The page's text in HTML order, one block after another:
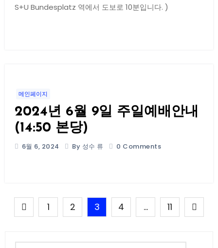
S+U Bundesplatz 역에서 도보로 10분입니다. )
메인페이지
2024년 6월 9일 주일예배안내
(14:50 본당)
6월 6, 2024 By 성수 류 0 Comments
글
페
이
1 2 3 4 … 11